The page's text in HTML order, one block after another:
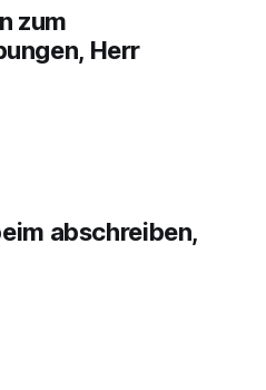
zum
Herr
abschreiben,